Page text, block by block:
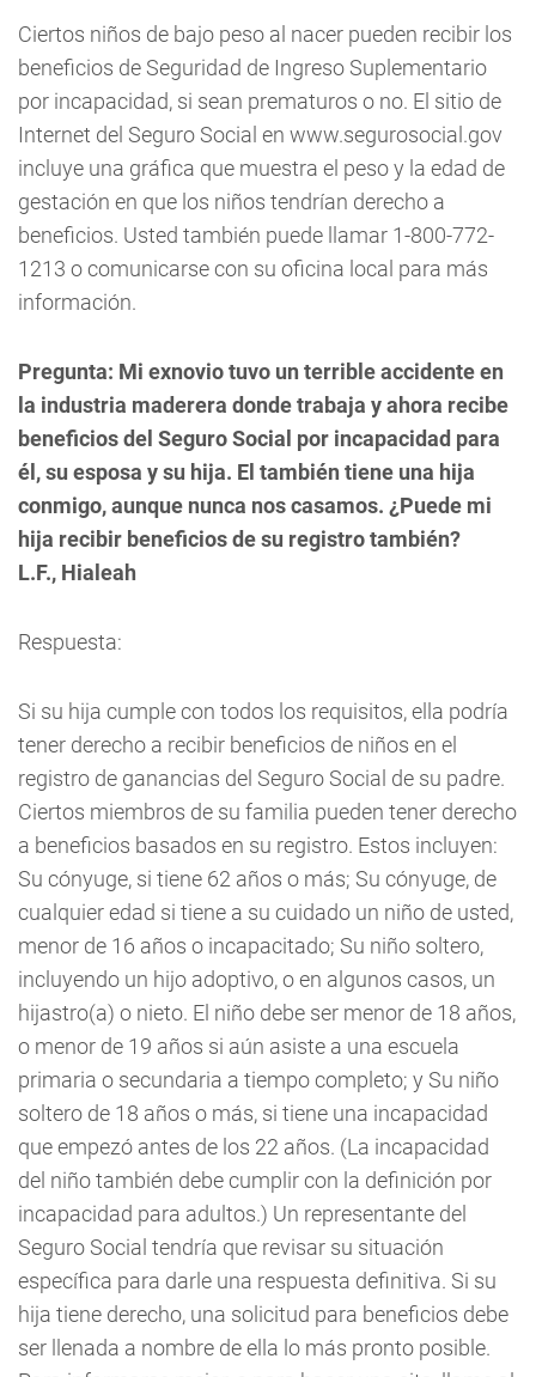
Ciertos niños de bajo peso al nacer pueden recibir los
beneficios de Seguridad de Ingreso Suplementario
por incapacidad, si sean prematuros o no. El sitio de
Internet del Seguro Social en www.segurosocial.gov
incluye una gráfica que muestra el peso y la edad de
gestación en que los niños tendrían derecho a
beneficios. Usted también puede llamar 1-800-772-
1213 o comunicarse con su oficina local para más
información.
Pregunta: Mi exnovio tuvo un terrible accidente en
la industria maderera donde trabaja y ahora recibe
beneficios del Seguro Social por incapacidad para
él, su esposa y su hija. El también tiene una hija
conmigo, aunque nunca nos casamos. ¿Puede mi
hija recibir beneficios de su registro también?
L.F., Hialeah
Respuesta:
Si su hija cumple con todos los requisitos, ella podría
tener derecho a recibir beneficios de niños en el
registro de ganancias del Seguro Social de su padre.
Ciertos miembros de su familia pueden tener derecho
a beneficios basados en su registro. Estos incluyen:
Su cónyuge, si tiene 62 años o más; Su cónyuge, de
cualquier edad si tiene a su cuidado un niño de usted,
menor de 16 años o incapacitado; Su niño soltero,
incluyendo un hijo adoptivo, o en algunos casos, un
hijastro(a) o nieto. El niño debe ser menor de 18 años,
o menor de 19 años si aún asiste a una escuela
primaria o secundaria a tiempo completo; y Su niño
soltero de 18 años o más, si tiene una incapacidad
que empezó antes de los 22 años. (La incapacidad
del niño también debe cumplir con la definición por
incapacidad para adultos.) Un representante del
Seguro Social tendría que revisar su situación
específica para darle una respuesta definitiva. Si su
hija tiene derecho, una solicitud para beneficios debe
ser llenada a nombre de ella lo más pronto posible.